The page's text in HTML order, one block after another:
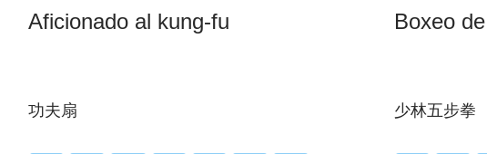
Aficionado al kung-fu
功夫扇
Boxeo
少林五步拳